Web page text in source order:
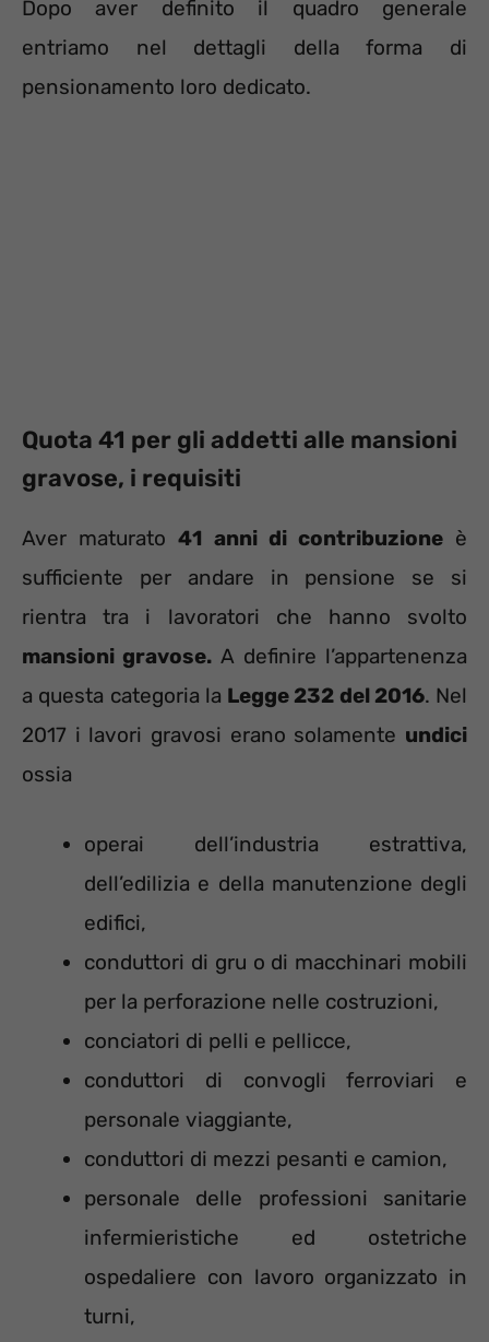
Dopo aver definito il quadro generale
entriamo nel dettagli della forma di
pensionamento loro dedicato.
Quota 41 per gli addetti alle mansioni
gravose, i requisiti
Aver maturato41 anni di contribuzioneè
sufficiente per andare in pensione se si
rientra tra i lavoratori che hanno svolto
mansioni gravose. A definire l’appartenenza
a questa categoria la Legge 232 del 2016. Nel
2017 i lavori gravosi erano solamente undici
ossia
operai dell’industria estrattiva,
dell’edilizia e della manutenzione degli
edifici,
conduttori di gru o di macchinari mobili
per la perforazione nelle costruzioni,
conciatori di pelli e pellicce,
conduttori di convogli ferroviari e
personale viaggiante,
conduttori di mezzi pesanti e camion,
personale delle professioni sanitarie
infermieristiche ed ostetriche
ospedaliere con lavoro organizzato in
turni,